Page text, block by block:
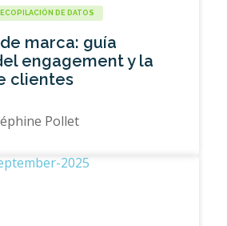
DE DATOS
marca: guía
engagement y la
clientes
Pollet